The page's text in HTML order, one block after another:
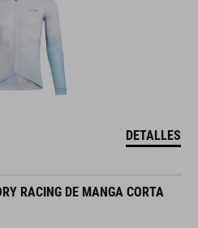
DETALLES
RACING DE MANGA CORTA